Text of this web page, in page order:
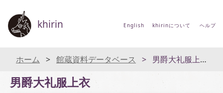
khirin English khirinについて ヘルプ
ホーム 館蔵資料データベース 男爵大礼服上衣
男爵大礼服上衣